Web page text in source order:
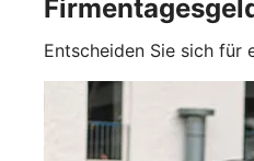
Entscheiden Sie sich für